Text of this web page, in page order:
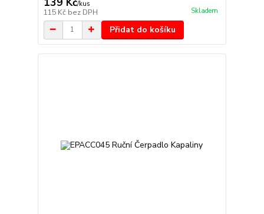
/kus
115 Kč bez DPH Skladem
Přidat do košíku